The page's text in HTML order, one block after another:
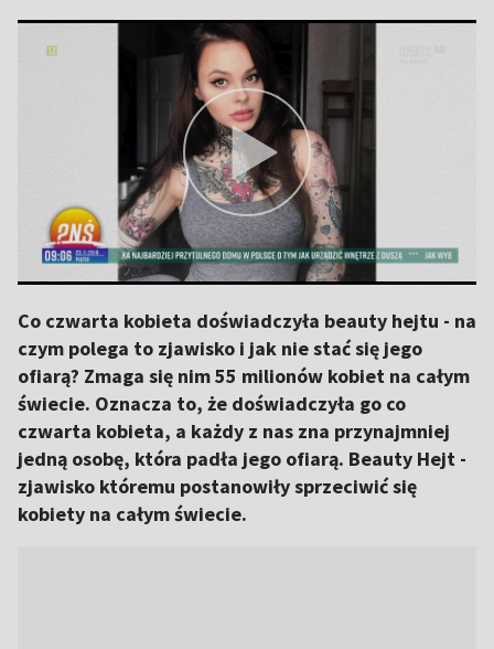
Co czwarta kobieta doświadczyła beauty hejtu - na
czym polega to zjawisko i jak nie stać się jego
ofiarą? Zmaga się nim 55 milionów kobiet na całym
świecie. Oznacza to, że doświadczyła go co
czwarta kobieta, a każdy z nas zna przynajmniej
jedną osobę, która padła jego ofiarą. Beauty Hejt -
zjawisko któremu postanowiły sprzeciwić się
kobiety na całym świecie.